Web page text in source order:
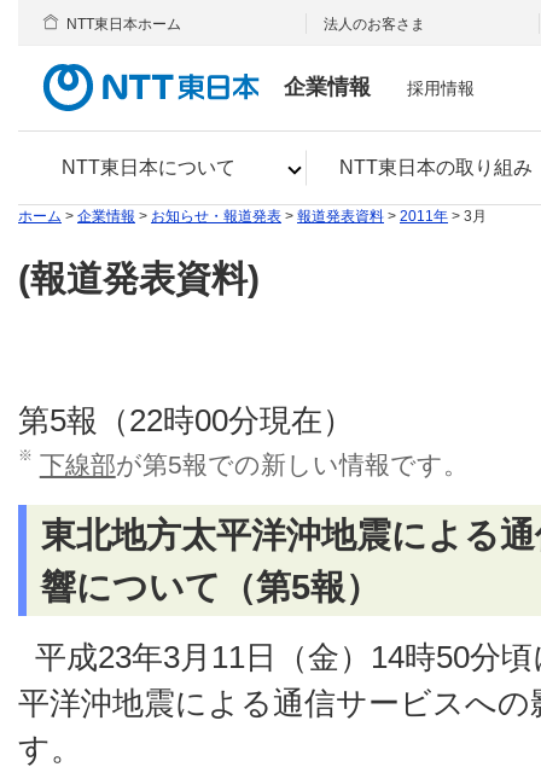
企業情報
NTT東日本について NTT東日本の取り組み
NTT東日本ホーム 法人のお客さま
採用情報
ホーム > 企業情報 > お知らせ・報道発表 > 報道発表資料 > 2011年 > 3月
(報道発表資料)
第5報（22時00分現在）
※ 下線部が第5報での新しい情報です。
東北地方太平洋沖地震による
響について（第5報）
平成23年3月11日（金）14時50分
平洋沖地震による通信サービスへ
す。